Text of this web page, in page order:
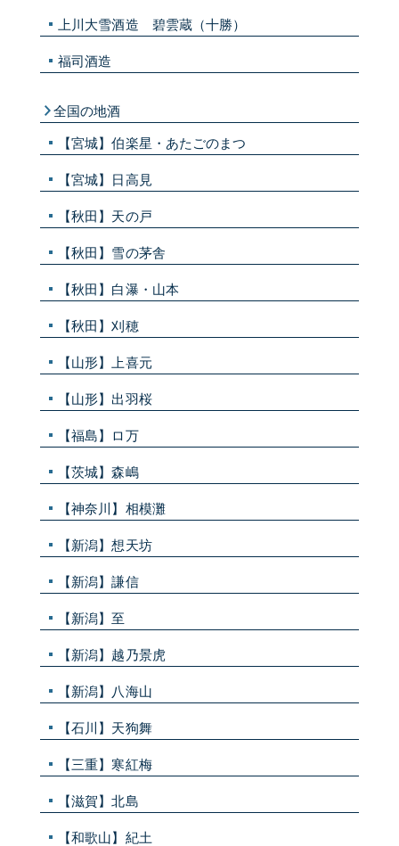
上川大雪酒造 碧雲蔵（十勝）
福司酒造
全国の地酒
【宮城】伯楽星・あたごのまつ
【宮城】日高見
【秋田】天の戸
【秋田】雪の茅舎
【秋田】白瀑・山本
【秋田】刈穂
【山形】上喜元
【山形】出羽桜
【福島】ロ万
【茨城】森嶋
【神奈川】相模灘
【新潟】想天坊
【新潟】謙信
【新潟】至
【新潟】越乃景虎
【新潟】八海山
【石川】天狗舞
【三重】寒紅梅
【滋賀】北島
【和歌山】紀土